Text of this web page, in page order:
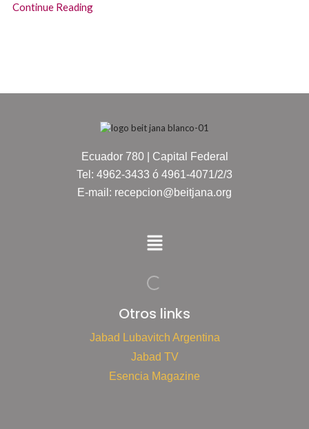
Continue Reading
Ecuador 780 | Capital Federal
Tel: 4962-3433 ó 4961-4071/2/3
E-mail: recepcion@beitjana.org
Otros links
Jabad Lubavitch Argentina
Jabad TV
Esencia Magazine